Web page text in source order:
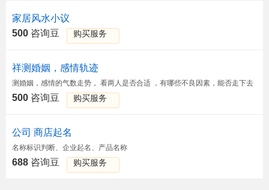
家居风水小议
500 咨询豆 购买服务
祥测婚姻，感情轨迹
测婚姻，感情的气数走势， 看两人是否合适 ，有哪些不良因素，能否走下去
500 咨询豆 购买服务
公司 商店起名
名称标识判断、企业起名、产品名称
688 咨询豆 购买服务